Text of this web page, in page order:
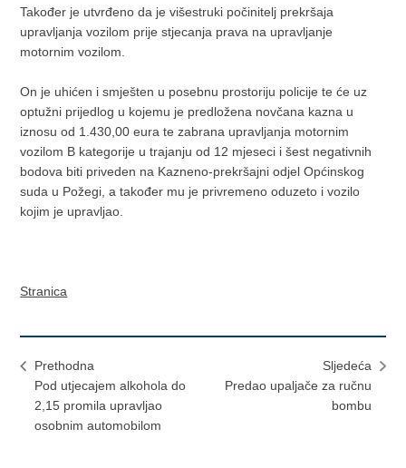
Također je utvrđeno da je višestruki počinitelj prekršaja
upravljanja vozilom prije stjecanja prava na upravljanje
motornim vozilom.
On je uhićen i smješten u posebnu prostoriju policije te će uz
optužni prijedlog u kojemu je predložena novčana kazna u
iznosu od 1.430,00 eura te zabrana upravljanja motornim
vozilom B kategorije u trajanju od 12 mjeseci i šest negativnih
bodova biti priveden na Kazneno-prekršajni odjel Općinskog
suda u Požegi, a također mu je privremeno oduzeto i vozilo
kojim je upravljao.
Stranica
Prethodna
Pod utjecajem alkohola do
2,15 promila upravljao
osobnim automobilom
Sljedeća
Predao upaljače za ručnu
bombu